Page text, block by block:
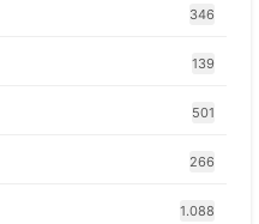
346
139
501
266
1.088